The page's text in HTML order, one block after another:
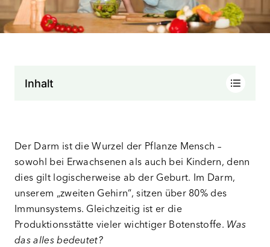
Inhalt
Der Darm ist die Wurzel der Pflanze Mensch –
sowohl bei Erwachsenen als auch bei Kindern, denn
dies gilt logischerweise ab der Geburt. Im Darm,
unserem „zweiten Gehirn“, sitzen über 80% des
Immunsystems. Gleichzeitig ist er die
Produktionsstätte vieler wichtiger Botenstoffe. Was
das alles bedeutet?